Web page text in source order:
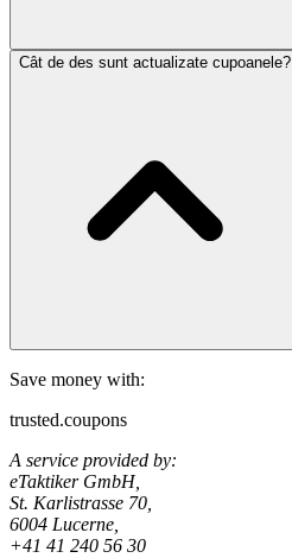
Cât de des sunt actualizate cupoanele?
Save money with:
trusted.coupons
A service provided by:
eTaktiker GmbH,
St. Karlistrasse 70,
6004 Lucerne,
+41 41 240 56 30